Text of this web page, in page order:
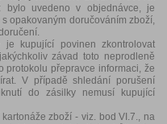
bylo uvedeno v objednávce, je
opakovaným doručováním zboží,
kupující povinen zkontrolovat
závad toto neprodleně
protokolu přepravce informaci, že
V případě shledání porušení
do zásilky nemusí kupující
zboží - viz. bod VI.7., na